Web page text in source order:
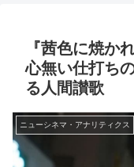
『茜色に焼か
心無い仕打ち
る人間讃歌
ニューシネマ・アナリティクス